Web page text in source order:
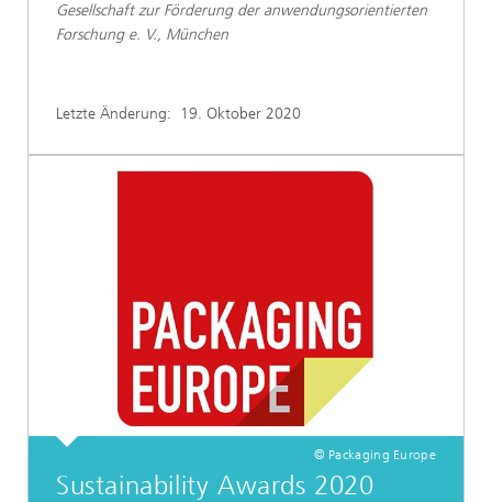
Gesellschaft zur Förderung der anwendungsorientierten
Forschung e. V., München
Letzte Änderung: 19. Oktober 2020
© Packaging Europe
Sustainability Awards 2020